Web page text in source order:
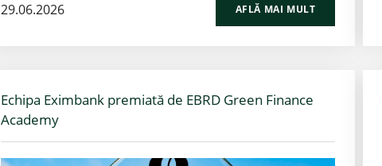
29.06.2026 AFLĂ MAI MULT
Echipa Eximbank premiată de EBRD Green Finance
Academy